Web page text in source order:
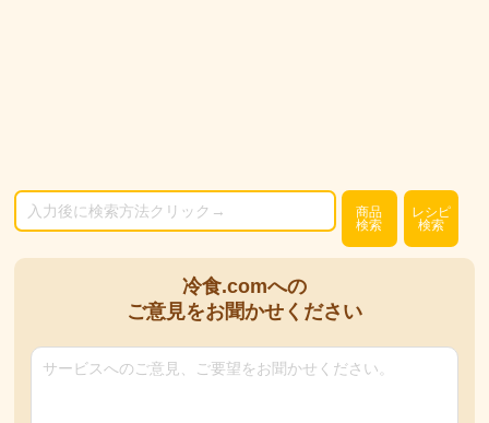
商品
検索
レシピ
検索
冷食.comへの
ご意見をお聞かせください